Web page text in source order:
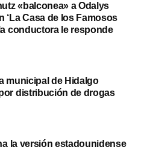
«balconea» a Odalys
‘La Casa de los Famosos
la conductora le responde
municipal de Hidalgo
distribución de drogas
la versión estadounidense